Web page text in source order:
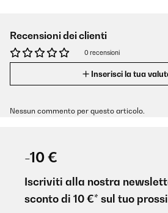
Recensioni dei clienti
0 recensioni
Inserisci la tua
Nessun commento per questo articolo.
-10 €
Iscriviti alla nostra
sconto di 10 €* sul tuo